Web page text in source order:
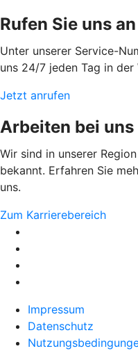
Rufen Sie uns an
Unter unserer Service-
uns 24/7 jeden Tag in der
Jetzt anrufen
Arbeiten bei uns
Wir sind in unserer
bekannt. Erfahren Sie
uns.
Zum Karrierebereich
Impressum
Datenschutz